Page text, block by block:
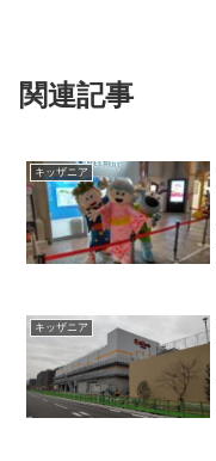
関連記事
キッザニア
キッザニア